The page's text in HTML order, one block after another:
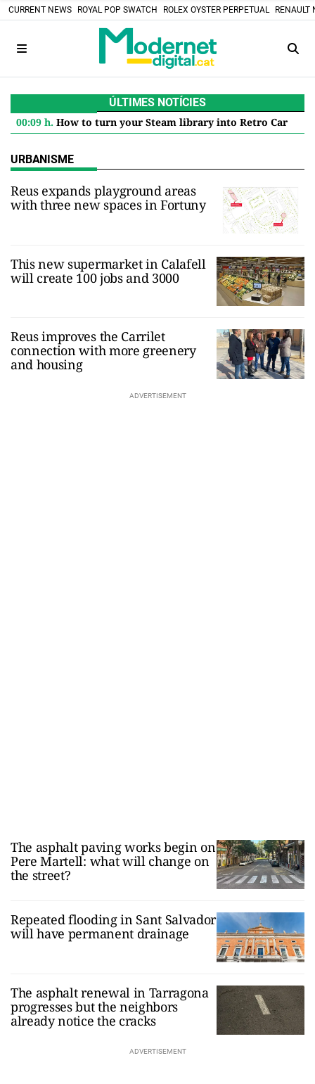
CURRENT NEWS ROYAL POP SWATCH ROLEX OYSTER PERPETUAL RENAULT
ÚLTIMES NOTÍCIES
00:09 h. How to turn your Steam library into Retro Cartridges: the DIY project that defies the digital future
URBANISME
Reus expands playground areas
with three new spaces in Fortuny
This new supermarket in Calafell
will create 100 jobs and 3000
Reus improves the Carrilet
connection with more greenery
and housing
The asphalt paving works begin on
Pere Martell: what will change on
the street?
Repeated flooding in Sant Salvador
will have permanent drainage
The asphalt renewal in Tarragona
progresses but the neighbors
already notice the cracks